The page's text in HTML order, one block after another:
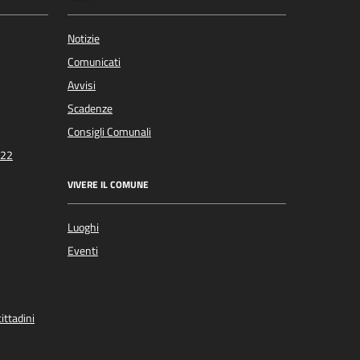
Notizie
Comunicati
Avvisi
Scadenze
Consigli Comunali
VIVERE IL COMUNE
Luoghi
Eventi